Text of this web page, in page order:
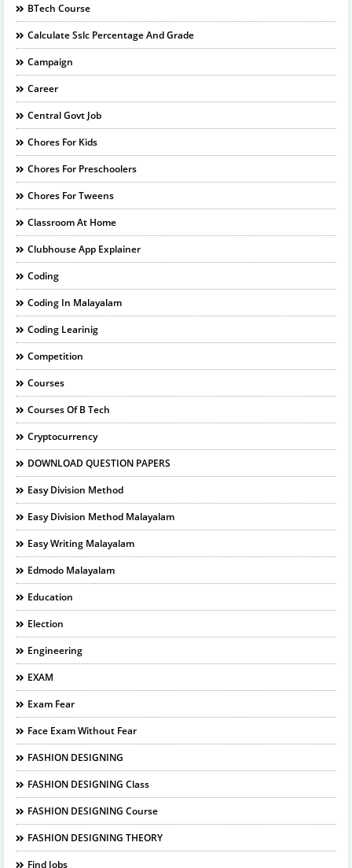
BTech Course
Calculate Sslc Percentage And Grade
Campaign
Career
Central Govt Job
Chores For Kids
Chores For Preschoolers
Chores For Tweens
Classroom At Home
Clubhouse App Explainer
Coding
Coding In Malayalam
Coding Learinig
Competition
Courses
Courses Of B Tech
Cryptocurrency
DOWNLOAD QUESTION PAPERS
Easy Division Method
Easy Division Method Malayalam
Easy Writing Malayalam
Edmodo Malayalam
Education
Election
Engineering
EXAM
Exam Fear
Face Exam Without Fear
FASHION DESIGNING
FASHION DESIGNING Class
FASHION DESIGNING Course
FASHION DESIGNING THEORY
Find Jobs